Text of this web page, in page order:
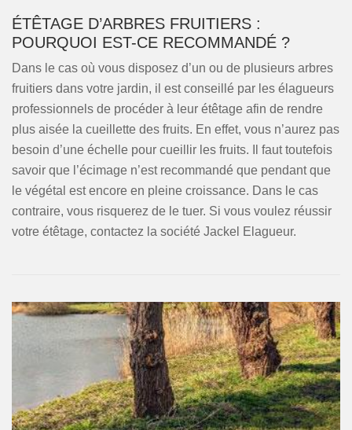
ÉTÊTAGE D’ARBRES FRUITIERS :
POURQUOI EST-CE RECOMMANDÉ ?
Dans le cas où vous disposez d’un ou de plusieurs arbres
fruitiers dans votre jardin, il est conseillé par les élagueurs
professionnels de procéder à leur étêtage afin de rendre
plus aisée la cueillette des fruits. En effet, vous n’aurez pas
besoin d’une échelle pour cueillir les fruits. Il faut toutefois
savoir que l’écimage n’est recommandé que pendant que
le végétal est encore en pleine croissance. Dans le cas
contraire, vous risquerez de le tuer. Si vous voulez réussir
votre étêtage, contactez la société Jackel Elagueur.